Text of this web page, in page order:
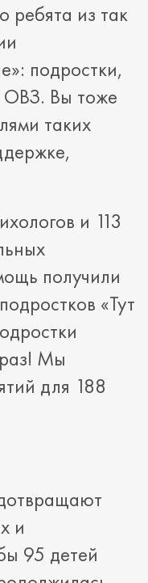
ребята из так
подростки,
ОВЗ. Вы тоже
таких
и 113
получили
«Тут
Мы
для 188
и
95 детей